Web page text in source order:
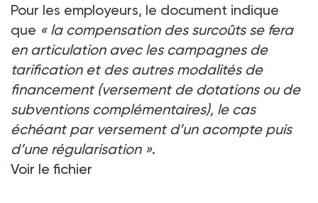
Pour les employeurs, le document indique
que « la compensation des surcoûts se fera
en articulation avec les campagnes de
tarification et des autres modalités de
financement (versement de dotations ou de
subventions complémentaires), le cas
échéant par versement d’un acompte puis
d’une régularisation ».
Voir le fichier